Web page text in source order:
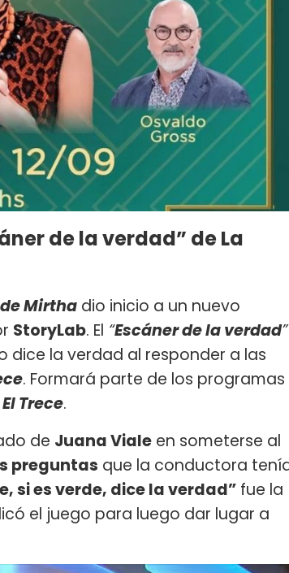
de la verdad” de La
Mirtha dio inicio a un nuevo
StoryLab. El “Escáner de la verdad”
dice la verdad al responder a las
. Formará parte de los programas
El Trece.
de Juana Viale en someterse al
preguntas que la conductora
si es verde, dice la verdad” fue la
el juego para luego dar lugar a